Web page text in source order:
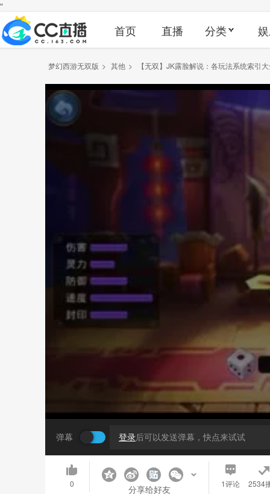
"
首页 直播 分类
梦幻西游无双版 > 其他 > 【无双】JK露脸解说：各玩法系统索引
弹幕 登录后可以发送弹幕，快点来试试
0 分享给好友 1评论 2534